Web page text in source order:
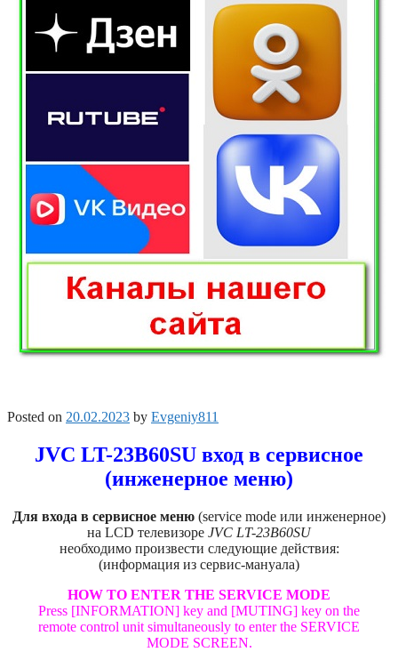
Posted on 20.02.2023 by Evgeniy811
JVC LT-23B60SU вход в сервисное
(инженерное меню)
Для входа в сервисное меню (service mode или инженерное)
на LCD телевизоре JVC LT-23B60SU
необходимо произвести следующие действия:
(информация из сервис-мануала)
HOW TO ENTER THE SERVICE MODE
Press [INFORMATION] key and [MUTING] key on the
remote control unit simultaneously to enter the SERVICE
MODE SCREEN.